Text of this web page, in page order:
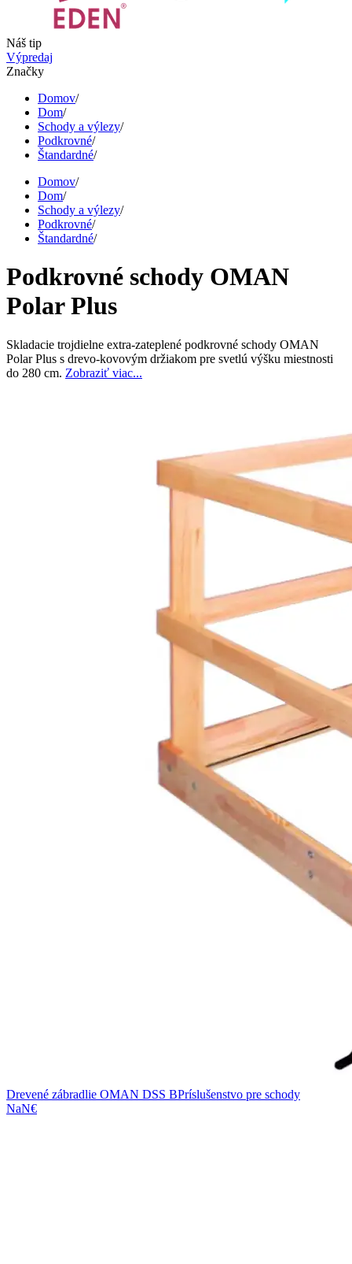
Náš tip
Výpredaj
Značky
Domov/
Dom/
Schody a výlezy/
Podkrovné/
Štandardné/
Domov/
Dom/
Schody a výlezy/
Podkrovné/
Štandardné/
Podkrovné schody OMAN
Polar Plus
Skladacie trojdielne extra-zateplené podkrovné schody OMAN
Polar Plus s drevo-kovovým držiakom pre svetlú výšku miestnosti
do 280 cm. Zobraziť viac...
Drevené zábradlie OMAN DSS BPríslušenstvo pre schody
NaN€